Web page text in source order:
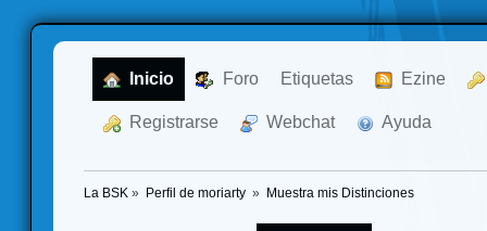
Inicio Foro Etiquetas Ezine
Registrarse Webchat Ayuda
La BSK » Perfil de moriarty » Muestra mis Distinciones